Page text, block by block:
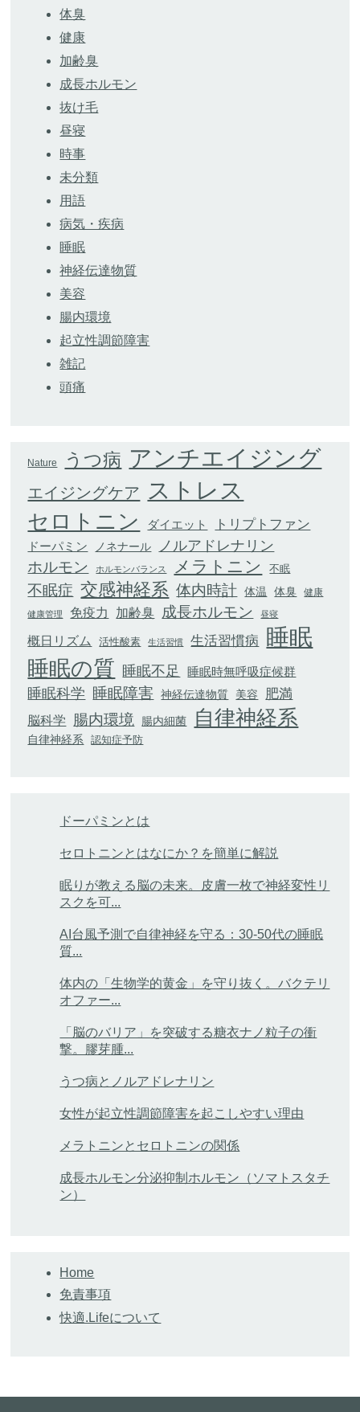
体臭
健康
加齢臭
成長ホルモン
抜け毛
昼寝
時事
未分類
用語
病気・疾病
睡眠
神経伝達物質
美容
腸内環境
起立性調節障害
雑記
頭痛
Nature うつ病 アンチエイジング
エイジングケア ストレス
セロトニン ダイエット トリプトファン
ドーパミン ノネナール ノルアドレナリン
ホルモン ホルモンバランス メラトニン 不眠
不眠症 交感神経系 体内時計 体温 体臭 健康
健康管理 免疫力 加齢臭 成長ホルモン 昼寝
概日リズム 活性酸素 生活習慣 生活習慣病 睡眠
睡眠の質 睡眠不足 睡眠時無呼吸症候群
睡眠科学 睡眠障害 神経伝達物質 美容 肥満
脳科学 腸内環境 腸内細菌 自律神経系
自律神経系 認知症予防
ドーパミンとは
セロトニンとはなにか？を簡単に解説
眠りが教える脳の未来。皮膚一枚で神経変性リ
スクを可...
AI台風予測で自律神経を守る：30-50代の睡眠
質...
体内の「生物学的黄金」を守り抜く。バクテリ
オファー...
「脳のバリア」を突破する糖衣ナノ粒子の衝
撃。膠芽腫...
うつ病とノルアドレナリン
女性が起立性調節障害を起こしやすい理由
メラトニンとセロトニンの関係
成長ホルモン分泌抑制ホルモン（ソマトスタチ
ン）
Home
免責事項
快適.Lifeについて